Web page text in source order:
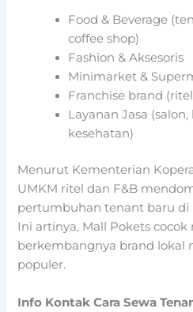
Food & Beverage
coffee shop)
Fashion & Aksesoris
Minimarket &
Franchise brand
Layanan Jasa
kesehatan)
Menurut Kementerian
UMKM ritel dan F&B
pertumbuhan tenant baru di
Ini artinya, Mall Pokets
berkembangnya brand lokal
populer.
Info Kontak Cara Sewa